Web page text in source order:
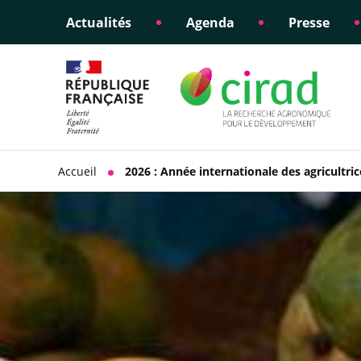
Actualités Agenda Presse
Éclairer les politiques
Appui à la
scientifique
Engagements éthiques
sociétale
Accueil 2026 : Année internationale des